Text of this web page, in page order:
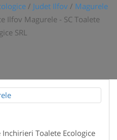
/ Judet Ilfov / Magurele
Ilfov Magurele - SC Toalete
SRL
Toalete Ecologice